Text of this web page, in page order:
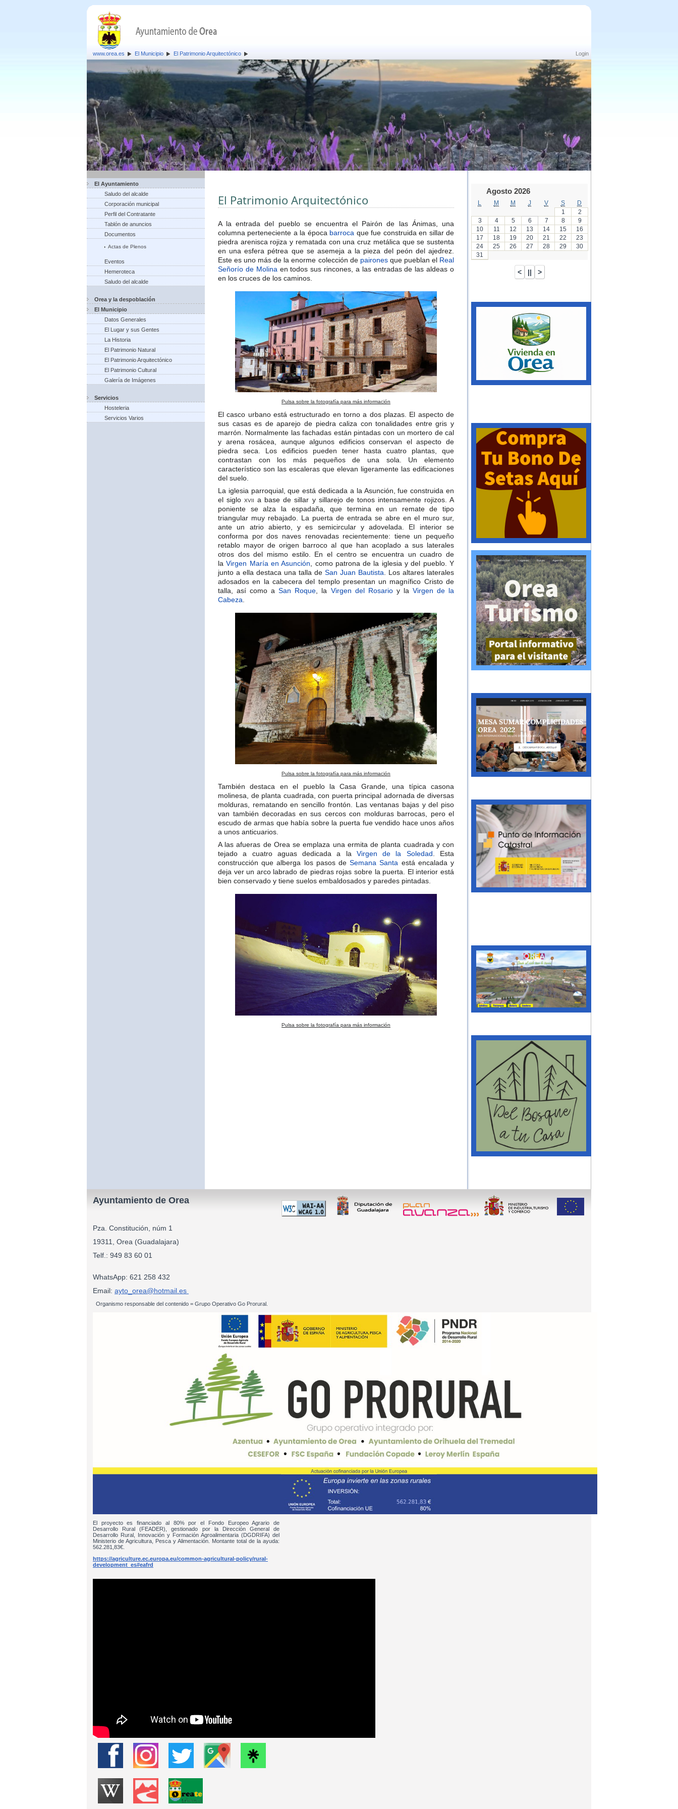
Login
www.orea.es El Municipio El Patrimonio Arquitectónico
El Ayuntamiento
Saludo del alcalde
Corporación municipal
Perfil del Contratante
Tablón de anuncios
Documentos
Actas de Plenos
Eventos
Hemeroteca
Saludo del alcalde
Orea y la despoblación
El Municipio
Datos Generales
El Lugar y sus Gentes
La Historia
El Patrimonio Natural
El Patrimonio Arquitectónico
El Patrimonio Cultural
Galería de Imágenes
Servicios
Hosteleria
Servicios Varios
El Patrimonio Arquitectónico
A la entrada del pueblo se encuentra el Pairón de las Ánimas, una
columna perteneciente a la época barroca que fue construida en sillar de
piedra arenisca rojiza y rematada con una cruz metálica que se sustenta
en una esfera pétrea que se asemeja a la pieza del peón del ajedrez.​
Este es uno más de la enorme colección de paironesque pueblan el Real
Señorío de Molina en todos sus rincones, a las entradas de las aldeas o
en los cruces de los caminos.
Pulsa sobre la fotografía para más información
El casco urbano está estructurado en torno a dos plazas. El aspecto de
sus casas es de aparejo de piedra caliza con tonalidades entre gris y
marrón. Normalmente las fachadas están pintadas con un mortero de cal
y arena rosácea, aunque algunos edificios conservan el aspecto de
piedra seca. Los edificios pueden tener hasta cuatro plantas, que
contrastan con los más pequeños de una sola. Un elemento
característico son las escaleras que elevan ligeramente las edificaciones
del suelo.​
La iglesia parroquial, que está dedicada a la Asunción, fue construida en
el sigloxvii a base de sillar y sillarejo de tonos intensamente rojizos. A
poniente se alza la espadaña, que termina en un remate de tipo
triangular muy rebajado. La puerta de entrada se abre en el muro sur,
ante un atrio abierto, y es semicircular y adovelada. El interior se
conforma por dos naves renovadas recientemente: tiene un pequeño
retablo mayor de origen barroco al que han acoplado a sus laterales
otros dos del mismo estilo. En el centro se encuentra un cuadro de
laVirgen María en Asunción , como patrona de la iglesia y del pueblo. Y
junto a ella destaca una talla de San Juan Bautista . Los altares laterales
adosados en la cabecera del templo presentan un magnífico Cristo de
talla, así como aSan Roque , la Virgen del Rosarioy la Virgen de la
Cabeza
Pulsa sobre la fotografía para más información
También destaca en el pueblo la Casa Grande, una típica casona
molinesa, de planta cuadrada, con puerta principal adornada de diversas
molduras, rematando en sencillo frontón. Las ventanas bajas y del piso
van también decoradas en sus cercos con molduras barrocas, pero el
escudo de armas que había sobre la puerta fue vendido hace unos años
a unos anticuarios.
A las afueras de Orea se emplaza una ermita de planta cuadrada y con
tejado a cuatro aguas dedicada a la Virgen de la Soledad . Esta
construcción que alberga los pasos deSemana Santa está encalada y
deja ver un arco labrado de piedras rojas sobre la puerta. El interior está
bien conservado y tiene suelos embaldosados y paredes pintadas.
Pulsa sobre la fotografía para más información
Agosto 2026
M M J V S
D
1
2
3
4 5 6 7 8
9
10
11 12 13 14 15
16
17
18 19 20 21 22
23
24
25 26 27 28 29
30
31
Ayuntamiento de Orea
Pza. Constitución, núm 1
19311, Orea (Guadalajara)
Telf.: 949 83 60 01
WhatsApp: 621 258 432
Email: ayto_orea@hotmail.es
Organismo responsable del contenido = Grupo Operativo Go Prorural.
El proyecto es financiado al 80% por el Fondo Europeo Agrario de
Desarrollo Rural (FEADER), gestionado por la Dirección General de
Desarrollo Rural, Innovación y Formación Agroalimentaria (DGDRIFA) del
Ministerio de Agricultura, Pesca y Alimentación. Montante total de la ayuda:
562.281,83€.
https://agriculture.ec.europa.eu/common-agricultural-policy/rural-
development_es#eafrd